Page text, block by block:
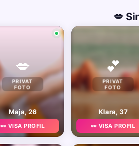
💋
💋
PRIVAT
FOTO
Maja, 26
👀 VISA PROFIL
💕
PRIVAT
FOTO
Klara, 37
👀 VISA PROFIL